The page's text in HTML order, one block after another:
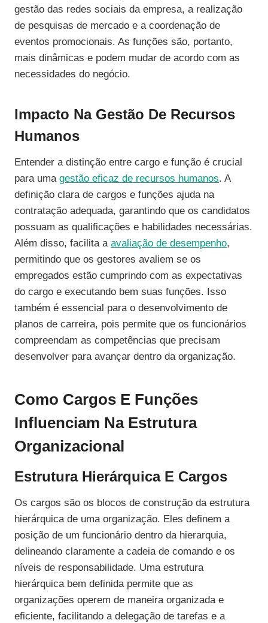
gestão das redes sociais da empresa, a realização
de pesquisas de mercado e a coordenação de
eventos promocionais. As funções são, portanto,
mais dinâmicas e podem mudar de acordo com as
necessidades do negócio.
Impacto Na Gestão De Recursos
Humanos
Entender a distinção entre cargo e função é crucial
para uma gestão eficaz de recursos humanos. A
definição clara de cargos e funções ajuda na
contratação adequada, garantindo que os candidatos
possuam as qualificações e habilidades necessárias.
Além disso, facilita a avaliação de desempenho,
permitindo que os gestores avaliem se os
empregados estão cumprindo com as expectativas
do cargo e executando bem suas funções. Isso
também é essencial para o desenvolvimento de
planos de carreira, pois permite que os funcionários
compreendam as competências que precisam
desenvolver para avançar dentro da organização.
Como Cargos E Funções
Influenciam Na Estrutura
Organizacional
Estrutura Hierárquica E Cargos
Os cargos são os blocos de construção da estrutura
hierárquica de uma organização. Eles definem a
posição de um funcionário dentro da hierarquia,
delineando claramente a cadeia de comando e os
níveis de responsabilidade. Uma estrutura
hierárquica bem definida permite que as
organizações operem de maneira organizada e
eficiente, facilitando a delegação de tarefas e a